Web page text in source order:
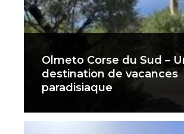
Olmeto Corse du Sud –
destination de vacances
paradisiaque